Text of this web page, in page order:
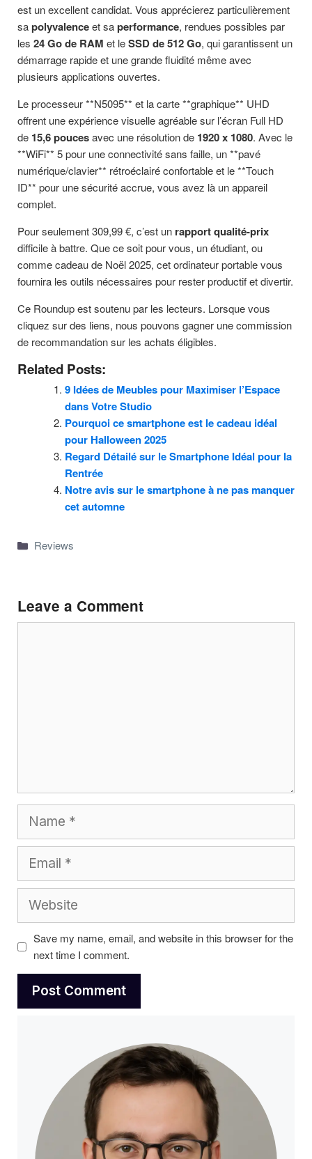
est un excellent candidat. Vous apprécierez particulièrement
sapolyvalenceet saperformance, rendues possibles par
les 24 Go de RAM et leSSD de 512 Go, qui garantissent un
démarrage rapide et une grande fluidité même avec
plusieurs applications ouvertes.
Le processeur **N5095** et la carte **graphique** UHD
offrent une expérience visuelle agréable sur l’écran Full HD
de 15,6 poucesavec une résolution de 1920 x 1080. Avec le
**WiFi** 5 pour une connectivité sans faille, un **pavé
numérique/clavier** rétroéclairé confortable et le **Touch
ID** pour une sécurité accrue, vous avez là un appareil
complet.
Pour seulement 309,99 €, c’est un rapport qualité-prix
difficile à battre. Que ce soit pour vous, un étudiant, ou
comme cadeau de Noël 2025, cet ordinateur portable vous
fournira les outils nécessaires pour rester productif et divertir.
Ce Roundup est soutenu par les lecteurs. Lorsque vous
cliquez sur des liens, nous pouvons gagner une commission
de recommandation sur les achats éligibles.
Related Posts:
9 Idées de Meubles pour Maximiser l’Espace
dans Votre Studio
Pourquoi ce smartphone est le cadeau idéal
pour Halloween 2025
Regard Détailé sur le Smartphone Idéal pour la
Rentrée
Notre avis sur le smartphone à ne pas manquer
cet automne
Categories
Reviews
Leave a Comment
Save my name, email, and website in this browser for the
next time I comment.